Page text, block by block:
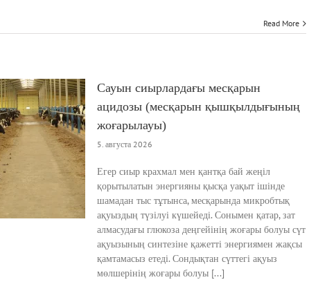
Read More
Сауын сиырлардағы месқарын
ацидозы (месқарын қышқылдығының
жоғарылауы)
5. августа 2026
Егер сиыр крахмал мен қантқа бай жеңіл
қорытылатын энергияны қысқа уақыт ішінде
шамадан тыс тұтынса, месқарында микробтық
ақуыздың түзілуі күшейеді. Сонымен қатар, зат
алмасудағы глюкоза деңгейінің жоғары болуы сүт
ақуызының синтезіне қажетті энергиямен жақсы
қамтамасыз етеді. Сондықтан сүттегі ақуыз
мөлшерінің жоғары болуы [...]